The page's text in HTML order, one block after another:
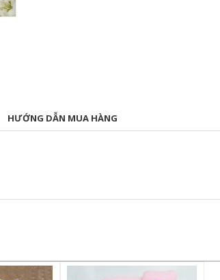
HƯỚNG DẪN MUA HÀNG